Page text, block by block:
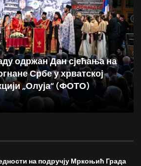
одржан Дан сјећања на
Србе у хрватској
„Олуја“ (ФОТО)
на подручју Мркоњић Града